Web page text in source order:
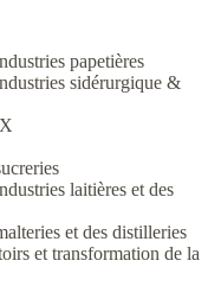
papetières
sidérurgique &
laitières et des
et des distilleries
et transformation de la